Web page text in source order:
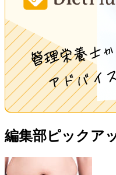
編集部ピックア